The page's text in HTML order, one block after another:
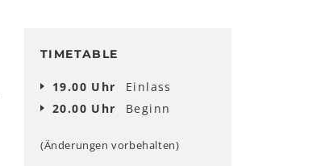
TIMETABLE
19.00 Uhr
Einlass
20.00 Uhr
Beginn
(Änderungen vorbehalten)